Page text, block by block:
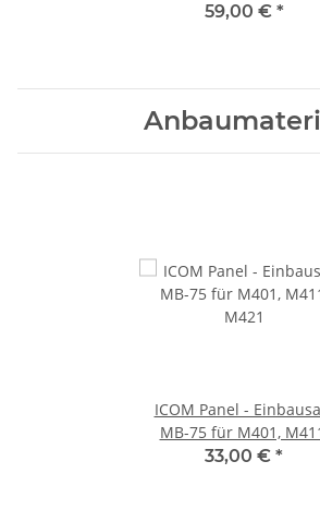
59,00 € *
ICOM Panel -
MB-75 für M401,
M421
33,00 € *